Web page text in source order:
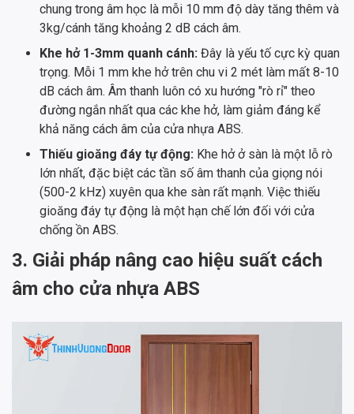
chung trong âm học là mỗi 10 mm độ dày tăng thêm và
3kg/cánh tăng khoảng 2 dB cách âm.
Khe hở 1-3mm quanh cánh: Đây là yếu tố cực kỳ quan
trọng. Mỗi 1 mm khe hở trên chu vi 2 mét làm mất 8-10
dB cách âm. Âm thanh luôn có xu hướng "rò rỉ" theo
đường ngắn nhất qua các khe hở, làm giảm đáng kể
khả năng cách âm của cửa nhựa ABS.
Thiếu gioăng đáy tự động: Khe hở ở sàn là một lỗ rò
lớn nhất, đặc biệt các tần số âm thanh của giọng nói
(500-2 kHz) xuyên qua khe sàn rất mạnh. Việc thiếu
gioăng đáy tự động là một hạn chế lớn đối với cửa
chống ồn ABS.
3. Giải pháp nâng cao hiệu suất cách
âm cho cửa nhựa ABS